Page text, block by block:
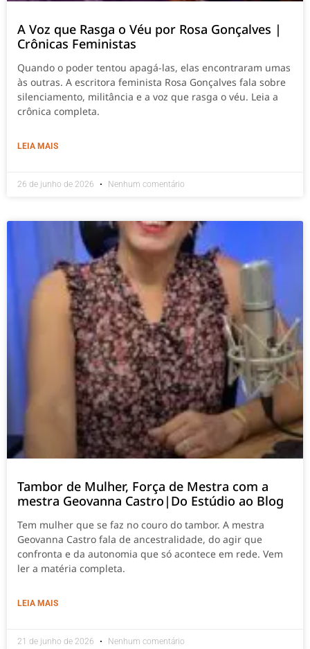
A Voz que Rasga o Véu por Rosa Gonçalves |
Crônicas Feministas
Quando o poder tentou apagá-las, elas encontraram umas
às outras. A escritora feminista Rosa Gonçalves fala sobre
silenciamento, militância e a voz que rasga o véu. Leia a
crônica completa.
LEIA MAIS
26 de junho de 2026 Nenhum comentário
Tambor de Mulher, Força de Mestra com a
mestra Geovanna Castro|Do Estúdio ao Blog
Tem mulher que se faz no couro do tambor. A mestra
Geovanna Castro fala de ancestralidade, do agir que
confronta e da autonomia que só acontece em rede. Vem
ler a matéria completa.
LEIA MAIS
21 de junho de 2026 Nenhum comentário